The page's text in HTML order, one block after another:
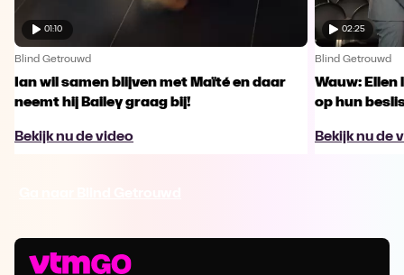
01:10
Blind Getrouwd
Ian wil samen blijven met Maïté en daar
neemt hij Bailey graag bij!
Bekijk nu de video
02:25
Blind Getrouwd
Wauw:
op hun
Bekijk nu de